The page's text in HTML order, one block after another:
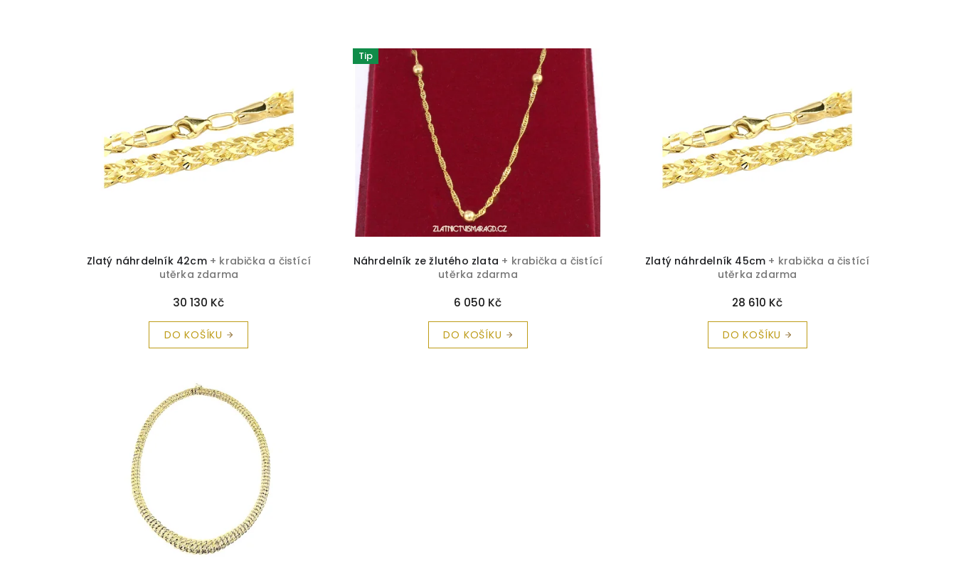
Zlatý náhrdelník 42cm + krabička a čistící
utěrka zdarma
30 130 Kč
DO KOŠÍKU
Tip
Náhrdelník ze žlutého zlata + krabička a čistící
utěrka zdarma
6 050 Kč
DO KOŠÍKU
Zlatý náhrdelník 45cm + krabička a čistící
utěrka zdarma
28 610 Kč
DO KOŠÍKU